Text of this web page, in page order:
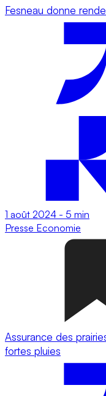
Fesneau donne
1 août 2024 - 5 min
Presse Economie
Assurance des
fortes pluies